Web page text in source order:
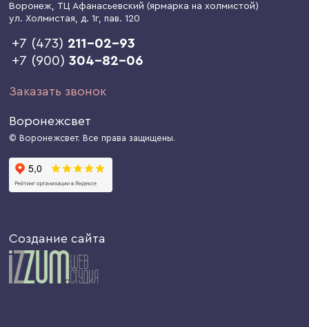
Воронеж, ТЦ Афанасьевский (ярмарка на холмистой)
ул. Холмистая, д. 1г, пав. 120
+7 (473) 211-02-93
+7 (900)304-82-06
Заказать звонок
Воронежсвет
© Воронежсвет. Все права защищены.
Создание сайта